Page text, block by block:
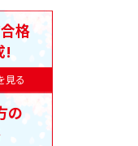
見る
格
!
の